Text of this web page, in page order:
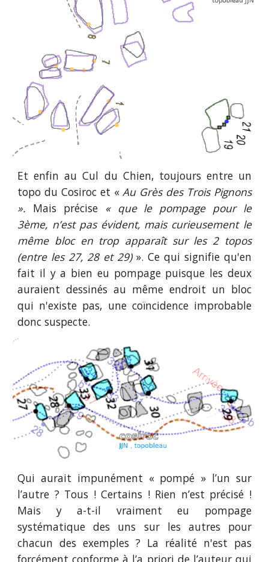
Et enfin au Cul du Chien, toujours entre un
topo du Cosiroc et « Au Grès des Trois Pignons
». Mais précise« que le pompage pour le
3ème, n’est pas évident, mais curieusement le
même bloc en trop apparaît sur les 2 topos
(entre les 27, 28 et 29) ». Ce qui signifie qu'en
fait il y a bien eu pompage puisque les deux
auraient dessinés au même endroit un bloc
qui n'existe pas, une coïncidence improbable
donc suspecte.
Qui aurait impunément « pompé » l’un sur
l’autre ? Tous ! Certains ! Rien n’est précisé !
Mais y a-t-il vraiment eu pompage
systématique des uns sur les autres pour
chacun des exemples ? La réalité n'est pas